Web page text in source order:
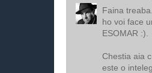
Faina
ho voi face
ESOMAR :).
Chestia aia
este o